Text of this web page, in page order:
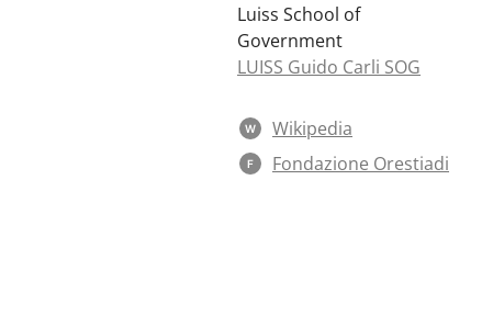
Luiss School of
Government
LUISS Guido Carli SOG
W Wikipedia
F Fondazione Orestiadi